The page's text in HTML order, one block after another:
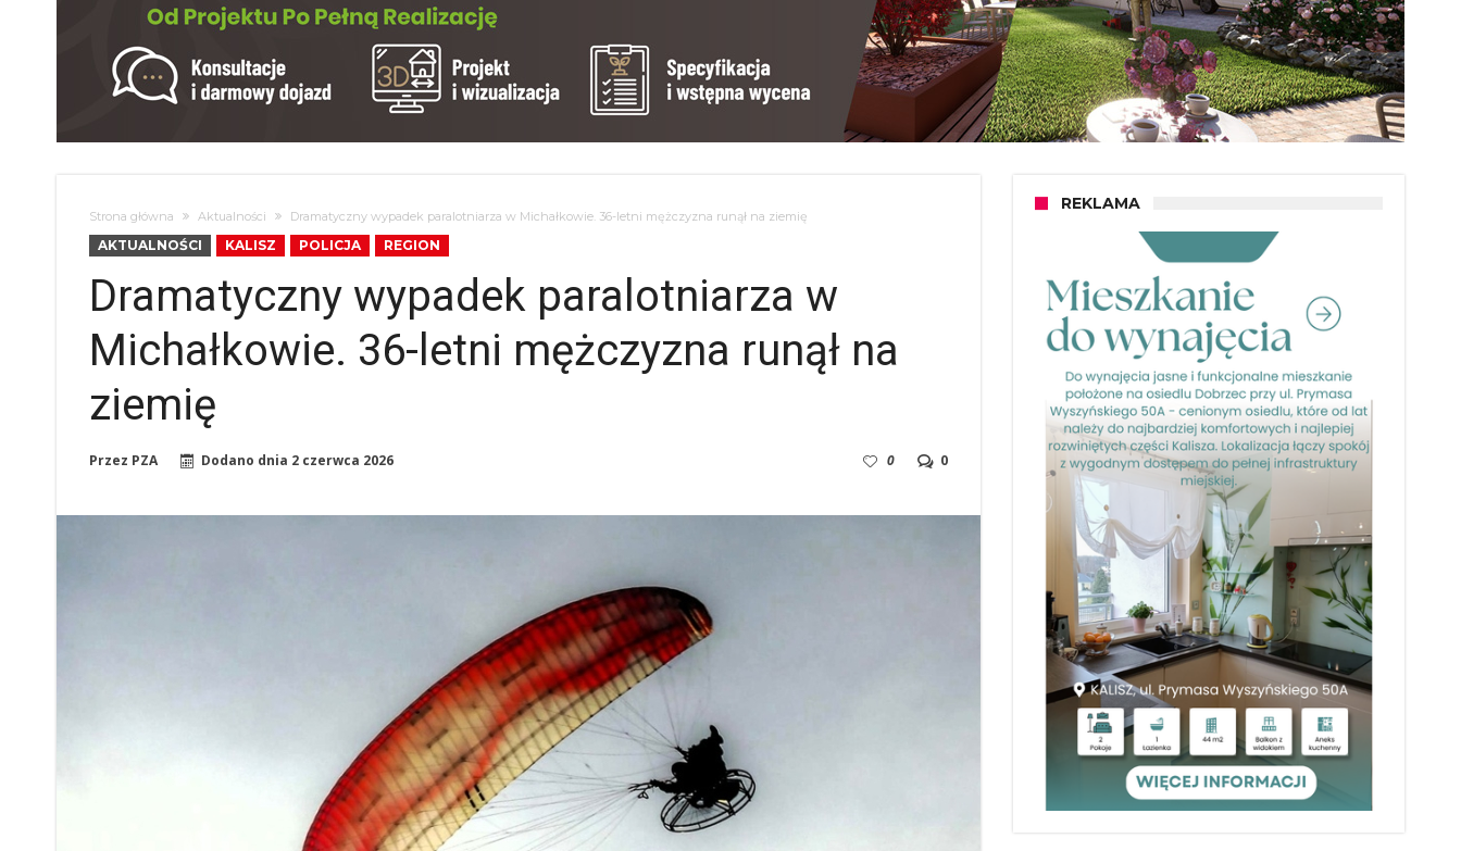
Strona główna Aktualności Dramatyczny wypadek paralotniarza w Michałkowie. 36-letni mężczyzna runął na ziemię
AKTUALNOŚCI KALISZ POLICJA REGION
Dramatyczny wypadek paralotniarza w
Michałkowie. 36-letni mężczyzna runął na
ziemię
Przez PZA Dodano dnia 2 czerwca 2026 0
0
REKLAMA